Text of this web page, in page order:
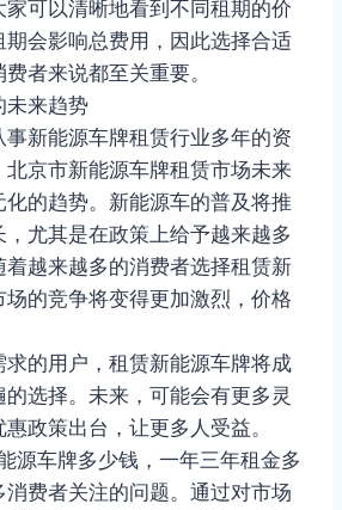
可以清晰地看到不同租期的价
会影响总费用，因此选择合适
者来说都至关重要。
未来趋势
新能源车牌租赁行业多年的资
京市新能源车牌租赁市场未来
的趋势。新能源车的普及将推
尤其是在政策上给予越来越多
着越来越多的消费者选择租赁新
的竞争将变得更加激烈，价格
求的用户，租赁新能源车牌将成
选择。未来，可能会有更多灵
政策出台，让更多人受益。
源车牌多少钱，一年三年租金多
费者关注的问题。通过对市场